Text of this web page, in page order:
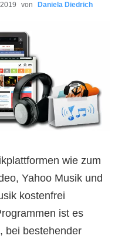
von Daniela Diedrich
wie zum
Yahoo Musik und
kostenfrei
ist es
bei bestehender